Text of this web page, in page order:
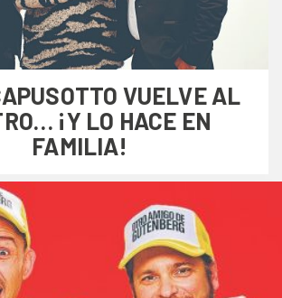
VUELVE AL
¡Y LO HACE EN
FAMILIA!